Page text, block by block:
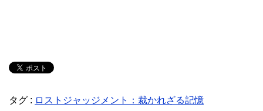
タグ : ロストジャッジメント：裁かれざる記憶